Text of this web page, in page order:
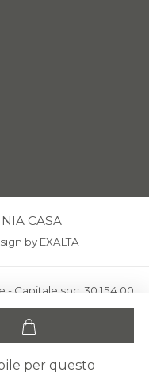
per questo
CASA
by EXALTA
- Capitale soc. 30.154,00
loc. Anselmo